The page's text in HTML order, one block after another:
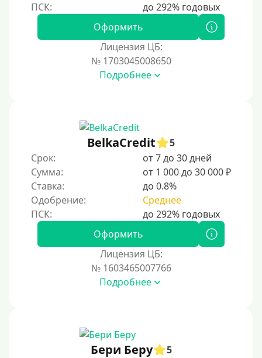
Экспресс
В день обращения
С 21 года
С 22 лет
С 23 лет
С 25 лет
Категории заемщиков
Несовершеннолетним
Оформить
Лицензия ЦБ:
№ 1703045008650
Подробнее
BelkaCredit
5
Срок:
от 7 до 30 дней
Сумма:
от 1 000 до 30 000 ₽
Ставка:
до 0.8%
Одобрение:
Среднее
Оформить
Лицензия ЦБ:
№ 1603465007766
Подробнее
Бери Беру
5